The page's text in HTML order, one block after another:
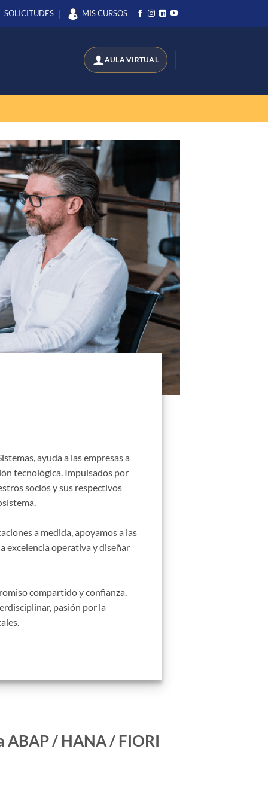
SOLICITUDES MIS CURSOS
ayuda a las empresas a
tecnológica. Impulsados por
socios y sus respectivos
a medida, apoyamos a las
excelencia operativa y diseñar
compartido y confianza.
pasión por la
/ HANA / FIORI